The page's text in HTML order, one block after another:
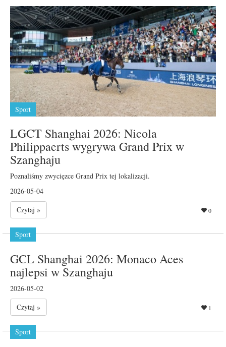
Sport
LGCT Shanghai 2026: Nicola
Philippaerts wygrywa Grand Prix w
Szanghaju
Poznaliśmy zwycięzce Grand Prix tej lokalizacji.
2026-05-04
Czytaj »
0
Sport
GCL Shanghai 2026: Monaco Aces
najlepsi w Szanghaju
2026-05-02
Czytaj »
1
Sport